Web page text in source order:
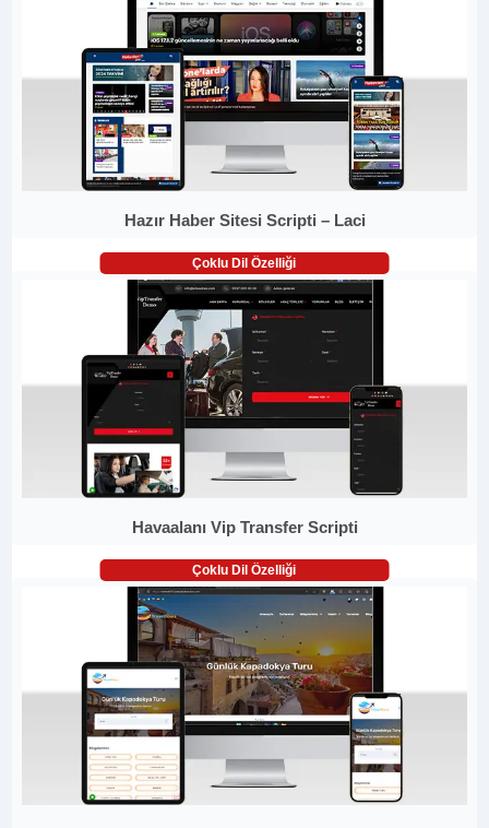
Hazır Haber Sitesi Scripti – Laci
Çoklu Dil Özelliği
Havaalanı Vip Transfer Scripti
Çoklu Dil Özelliği